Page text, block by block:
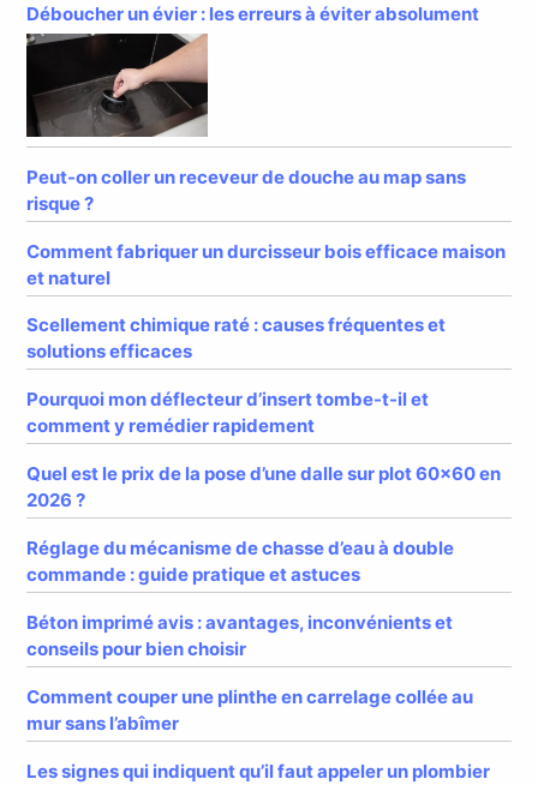
Déboucher un évier : les erreurs à éviter absolument
Peut-on coller un receveur de douche au map sans
risque ?
Comment fabriquer un durcisseur bois efficace maison
et naturel
Scellement chimique raté : causes fréquentes et
solutions efficaces
Pourquoi mon déflecteur d’insert tombe-t-il et
comment y remédier rapidement
Quel est le prix de la pose d’une dalle sur plot 60×60 en
2026 ?
Réglage du mécanisme de chasse d’eau à double
commande : guide pratique et astuces
Béton imprimé avis : avantages, inconvénients et
conseils pour bien choisir
Comment couper une plinthe en carrelage collée au
mur sans l’abîmer
Les signes qui indiquent qu’il faut appeler un plombier